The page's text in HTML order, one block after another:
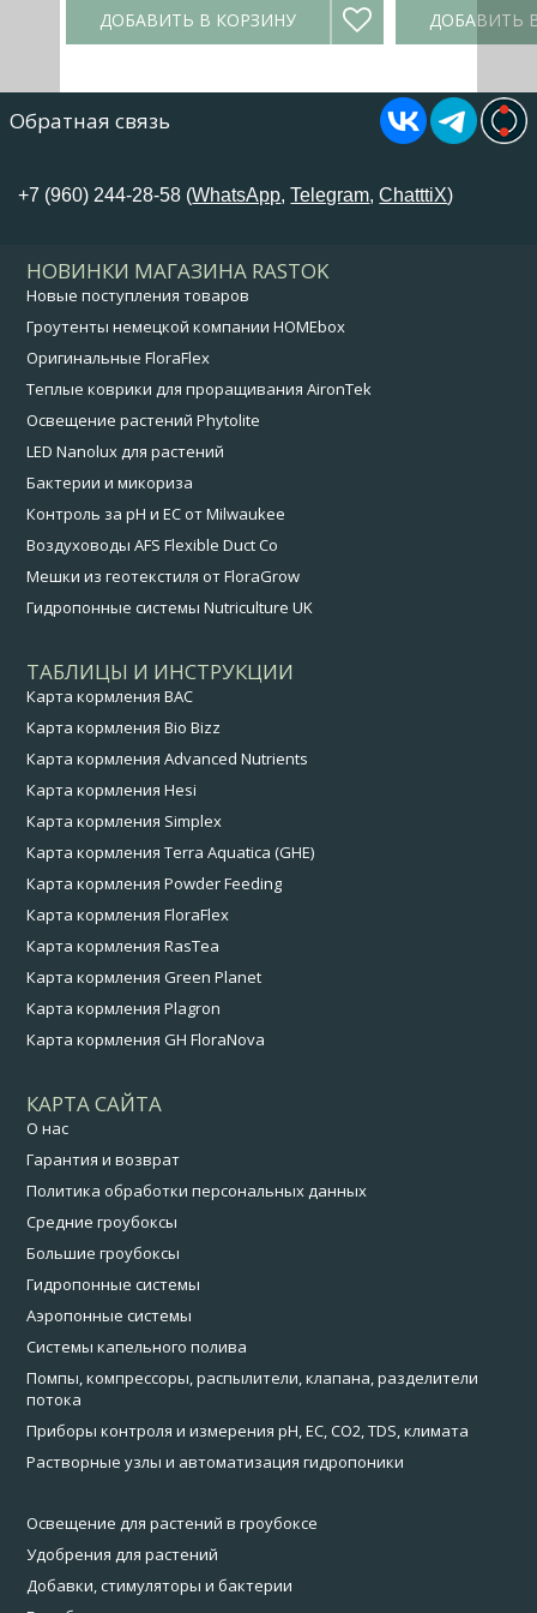
ДОБАВИТЬ В КОРЗИНУ ДОБАВИТЬ
Обратная связь
+7 (960) 244-28-58 (WhatsApp,Telegram,ChatttiX)
НОВИНКИ МАГАЗИНА RASTOK
Новые поступления товаров
Гроутенты немецкой компании HOMEbox
Оригинальные FloraFlex
Теплые коврики для проращивания AironTek
Освещение растений Phytolite
LED Nanolux для растений
Бактерии и микориза
Контроль за pH и EC от Milwaukee
Воздуховоды AFS Flexible Duct Co
Мешки из геотекстиля от FloraGrow
Гидропонные системы Nutriculture UK
ТАБЛИЦЫ И ИНСТРУКЦИИ
Карта кормления BAC
Карта кормления Bio Bizz
Карта кормления Advanced Nutrients
Карта кормления Hesi
Карта кормления Simplex
Карта кормления Terra Aquatica (GHE)
Карта кормления Powder Feeding
Карта кормления FloraFlex
Карта кормления RasTea
Карта кормления Green Planet
Карта кормления Plagron
Карта кормления GH FloraNova
КАРТА САЙТА
О нас
Гарантия и возврат
Политика обработки персональных данных
Средние гроубоксы
Большие гроубоксы
Гидропонные системы
Аэропонные системы
Системы капельного полива
Помпы, компрессоры, распылители, клапана, разделители
потока
Приборы контроля и измерения pH, EC, CO2, TDS, климата
Растворные узлы и автоматизация гидропоники
Освещение для растений в гроубоксе
Удобрения для растений
Добавки, стимуляторы и бактерии